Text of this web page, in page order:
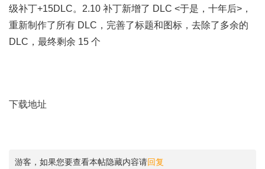
级补丁+15DLC。2.10 补丁新增了 DLC <于是，十年后>，
重新制作了所有 DLC，完善了标题和图标，去除了多余的
DLC，最终剩余 15 个
下载地址
游客，如果您要查看本帖隐藏内容请回复